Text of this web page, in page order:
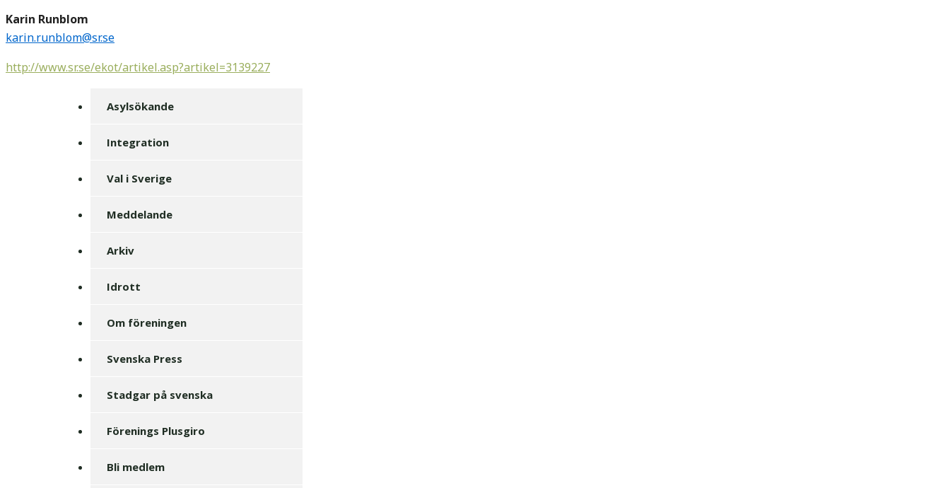
Karin Runblom
karin.runblom@sr.se
http://www.sr.se/ekot/artikel.asp?artikel=3139227
Asylsökande
Integration
Val i Sverige
Meddelande
Arkiv
Idrott
Om föreningen
Svenska Press
Stadgar på svenska
Förenings Plusgiro
Bli medlem